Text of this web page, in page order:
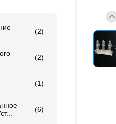
(2)
(2)
(1)
(6)